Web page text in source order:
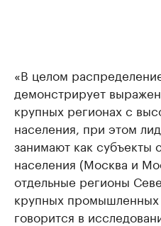
«В целом
демонстрирует
крупных регионах с
населения, при этом
занимают как субъекты
населения (Москва и
отдельные регионы
крупных
говорится в